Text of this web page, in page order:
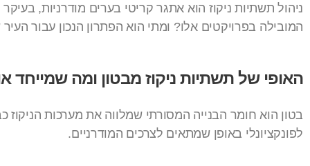
ניהול תשתיות ניקוז הוא אתגר קריטי בערים מודרניות,
המובילה בפרויקטים אלו? ומתי הוא הפתרון הנכון עבור
האופי של תשתיות ניקוז מבטון ומה שמייחד
בטון הוא חומר הבנייה המסורתי שמלווה את מערכות
לפונקציונלי באופן שמתאים לצרכים המודרניים.